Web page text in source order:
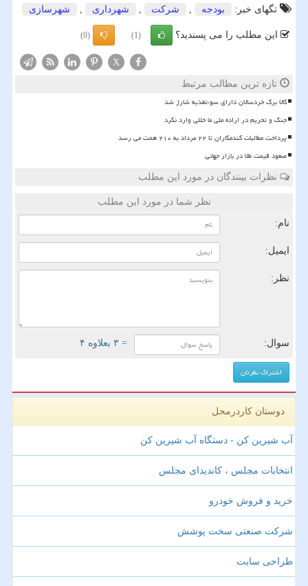
تگهای خبر:
بودجه , شركت , شهرداری , شهرسازی
این مطلب را می پسندید؟ (1)
(0)
X
تازه ترین مطالب مرتبط
کالا برگ خردسالان دارای سوءتغذیه شارژ شد
جنگ و تحریم در اراده ملی ما خللی وارد نکرد
پرداخت مطالبات گندمکاران تا ۲۲ مرداد به ۲۱۰ همت می رسد
صعود قیمت طلا در بازار جهانی
نظرات بینندگان در مورد این مطلب
نظر شما در مورد این مطلب
نام:
ایمیل:
نظر:
سوال: = ۳ بعلاوه ۴
دوستان کاردرمحل
آب شیرین کن - دستگاه آب شیرین کن
انتخابات مجلس ، کاندیدای مجلس
خرید و فروش خودرو
شرکت صنعتی سخت پوشش
طراحی سایت